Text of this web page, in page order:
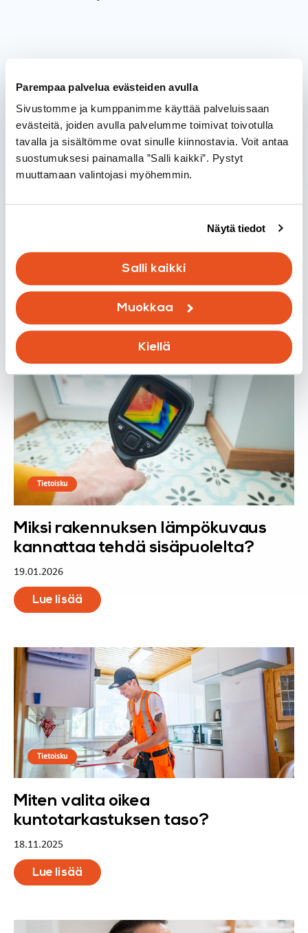
Parempaa palvelua evästeiden avulla
Sivustomme ja kumppanimme käyttää palveluissaan
evästeitä, joiden avulla palvelumme toimivat toivotulla
tavalla ja sisältömme ovat sinulle kiinnostavia. Voit antaa
suostumuksesi painamalla ”Salli kaikki”. Pystyt
muuttamaan valintojasi myöhemmin.
Näytä tiedot
Salli kaikki
Muokkaa
Kiellä
VOC-yhdisteet sisäilmassa – mitä
ne ovat ja mistä niitä tulee?
15.03.2026
Lue lisää
Tietoisku
Miksi rakennuksen lämpökuvaus
kannattaa tehdä sisäpuolelta?
19.01.2026
Lue lisää
Tietoisku
Miten valita oikea
kuntotarkastuksen taso?
18.11.2025
Lue lisää